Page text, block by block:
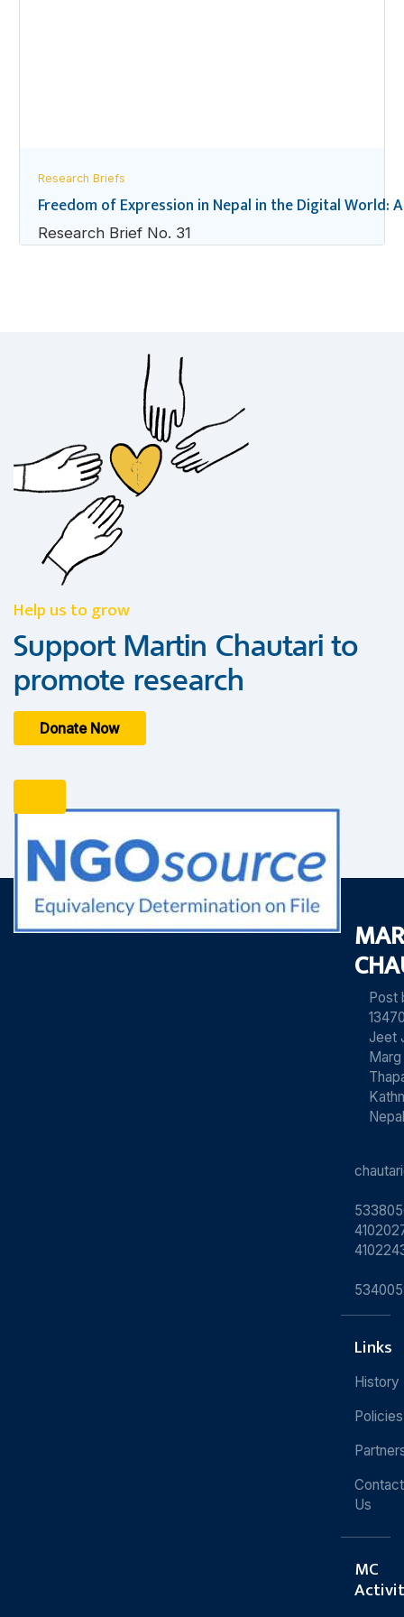
Research Briefs
Freedom of Expression in Nepal in the Digital World:
Research Brief No. 31
Help us to grow
Support Martin Chautari to
promote research
Donate Now
Post
Jeet
Marg
Nepal
Links
History
Policies
Contact
Us
MC